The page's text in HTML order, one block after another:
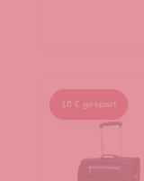
10 € gespart